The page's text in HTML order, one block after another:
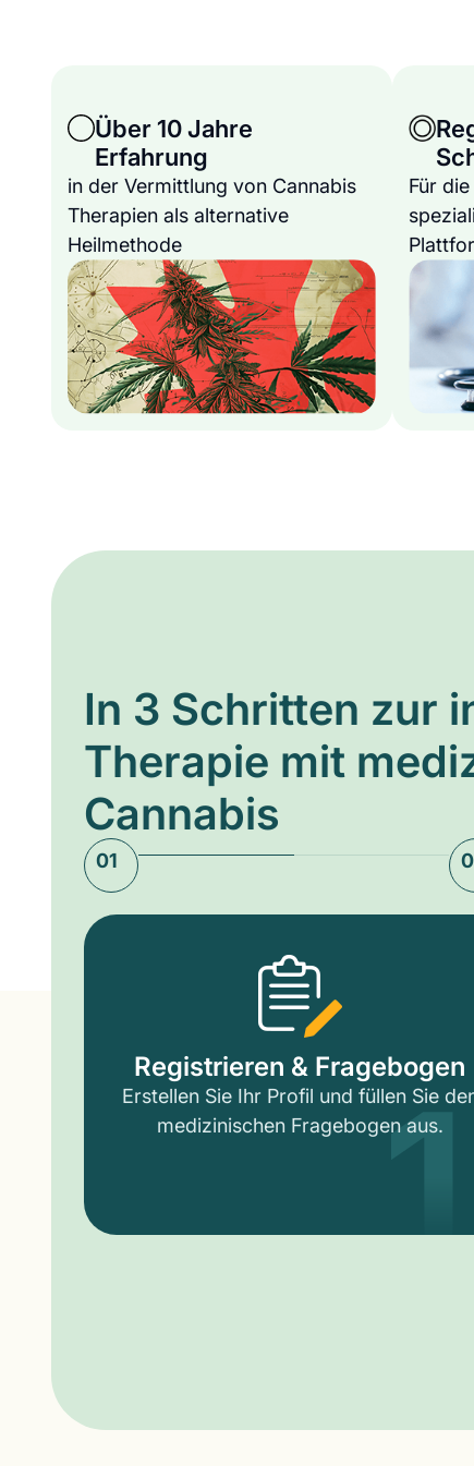
Über 10 Jahre
Erfahrung
in der Vermittlung von Cannabis
Therapien als alternative
Heilmethode
Für
In 3 Schritten zur
Therapie mit
Cannabis
01
Registrieren & Fragebogen
Erstellen Sie Ihr Profil und füllen Sie
medizinischen Fragebogen aus.
1